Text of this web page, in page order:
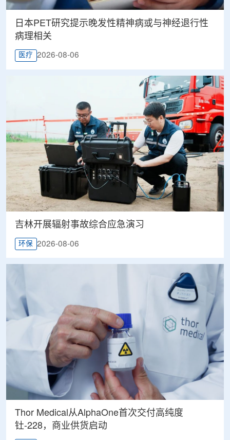
日本PET研究提示晚发性精神病或与神经退行性
病理相关
医疗 2026-08-06
吉林开展辐射事故综合应急演习
环保 2026-08-06
Thor Medical从AlphaOne首次交付高纯度
钍-228，商业供货启动